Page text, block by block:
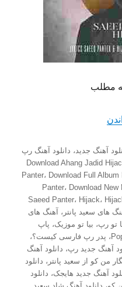
مطلب
آهنگ جدید، دانلود آهنگ رپ
Download Ahang Jadid
Panter، Download Full Album
Panter، Download
Saeed Panter، Hijack،
های سعید پانتر ،
آهنگ های
تو رپ، بیا تو موزیک، پاپ
، پدر رپ فارسی کیست؟،
آهنگ جدید رپ، دانلود آهنگ
من کو از سعید پانتر ، دانلود
آهنگ جدید هایجک، دانلود